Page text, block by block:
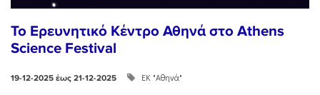
Το Ερευνητικό Κέντρο Αθηνά στο Athens
Science Festival
19-12-2025 έως 21-12-2025 ΕΚ "Αθηνά"